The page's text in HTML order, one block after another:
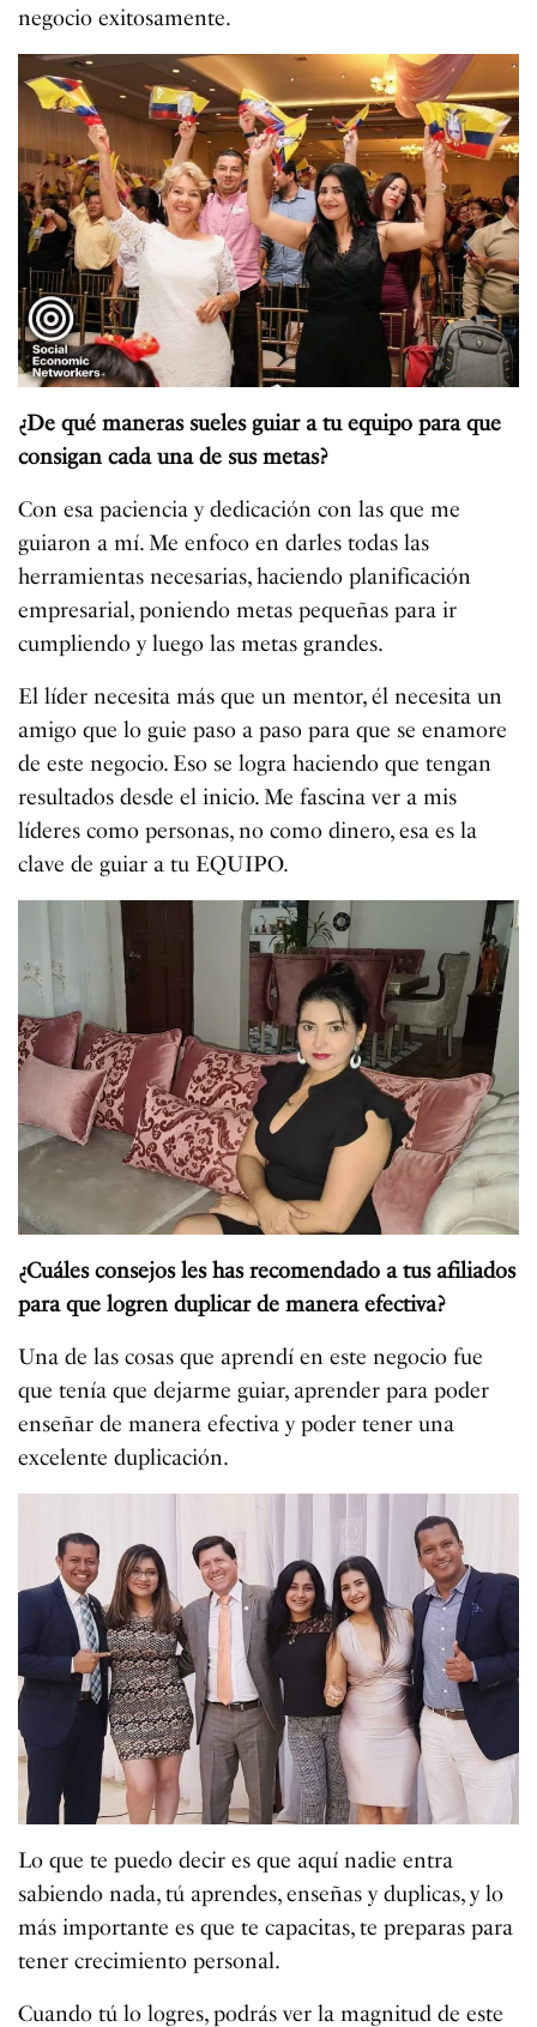
negocio exitosamente.
¿De qué maneras sueles guiar a tu equipo para que
consigan cada una de sus metas?
Con esa paciencia y dedicación con las que me
guiaron a mí. Me enfoco en darles todas las
herramientas necesarias, haciendo planificación
empresarial, poniendo metas pequeñas para ir
cumpliendo y luego las metas grandes.
El líder necesita más que un mentor, él necesita un
amigo que lo guie paso a paso para que se enamore
de este negocio. Eso se logra haciendo que tengan
resultados desde el inicio. Me fascina ver a mis
líderes como personas, no como dinero, esa es la
clave de guiar a tu EQUIPO.
¿Cuáles consejos les has recomendado a tus afiliados
para que logren duplicar de manera efectiva?
Una de las cosas que aprendí en este negocio fue
que tenía que dejarme guiar, aprender para poder
enseñar de manera efectiva y poder tener una
excelente duplicación.
Lo que te puedo decir es que aquí nadie entra
sabiendo nada, tú aprendes, enseñas y duplicas, y lo
más importante es que te capacitas, te preparas para
tener crecimiento personal.
Cuando tú lo logres, podrás ver la magnitud de este